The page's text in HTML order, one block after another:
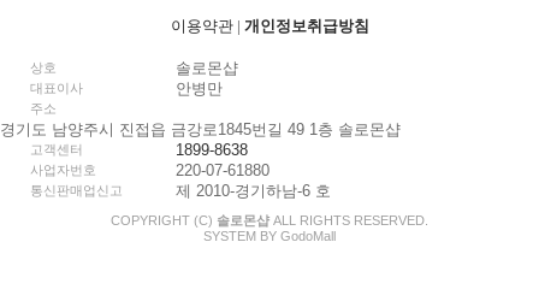
이용약관| 개인정보취급방침
상호 솔로몬샵
대표이사 안병만
주소
경기도 남양주시 진접읍 금강로1845번길 49 1층 솔로몬샵
고객센터 1899-8638
사업자번호 220-07-61880
통신판매업신고 제 2010-경기하남-6 호
COPYRIGHT (C) 솔로몬샵 ALL RIGHTS RESERVED.
SYSTEM BY GodoMall